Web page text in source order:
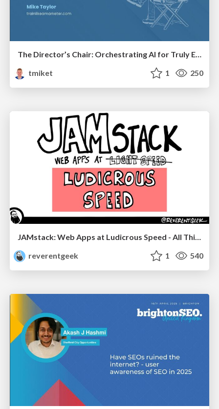
The Director’s Chair: Orchestrating AI for Truly Effective Learning
tmiket
1 250
reverentgeek
1 540